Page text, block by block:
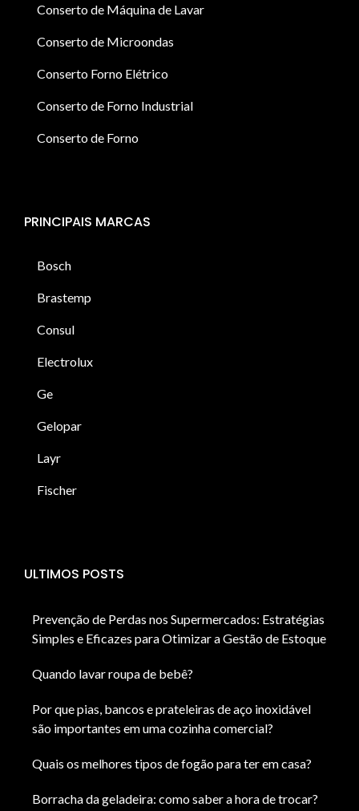
Conserto de Máquina de Lavar
Conserto de Microondas
Conserto Forno Elétrico
Conserto de Forno Industrial
Conserto de Forno
PRINCIPAIS MARCAS
Bosch
Brastemp
Consul
Electrolux
Ge
Gelopar
Layr
Fischer
ULTIMOS POSTS
Prevenção de Perdas nos Supermercados: Estratégias
Simples e Eficazes para Otimizar a Gestão de Estoque
Quando lavar roupa de bebê?
Por que pias, bancos e prateleiras de aço inoxidável
são importantes em uma cozinha comercial?
Quais os melhores tipos de fogão para ter em casa?
Borracha da geladeira: como saber a hora de trocar?